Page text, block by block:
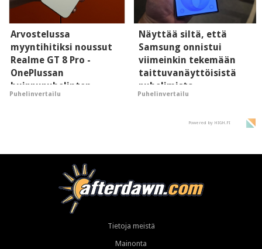
Arvostelussa
myyntihitiksi noussut
Realme GT 8 Pro -
OnePlussan
huippupuhelinten
"perillinen"
Puhelinvertailu
Näyttää siltä, että
Samsung onnistui
viimeinkin tekemään
taittuvanäyttöisistä
puhelimista
supersuosittuja
Puhelinvertailu
Powered by HIGH.FI
Tietoja meistä
Mainonta